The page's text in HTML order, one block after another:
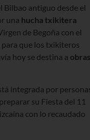
Bilbao antiguo desde el
una hucha txikitera
de Begoña con el
para que los txikiteros
hoy se destina a obras
integrada por
su Fiesta del 11
con lo recaudado